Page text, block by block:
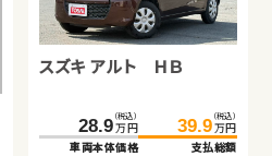
スズキ アルト ＨＢ
28.9 （税込）
万円
車両本体価格
39.9 （税込）
万円
支払総額
トヨタ ノア
67.9 （税込）
万円
車両本体価格
85.3 （税込）
万円
支払総額
スズキ ジムニー
198.0 （税込）
万円
車両本体価格
205.0 （税込）
万円
支払総額